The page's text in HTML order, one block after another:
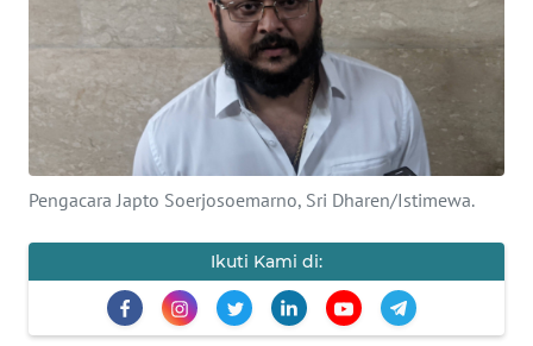
Pengacara Japto Soerjosoemarno, Sri Dharen/Istimewa.
Ikuti Kami di:
Informasi
INDEKS
BERITA
KONTAK